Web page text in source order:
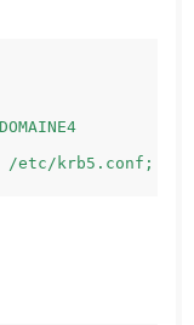
/etc/krb5.conf;